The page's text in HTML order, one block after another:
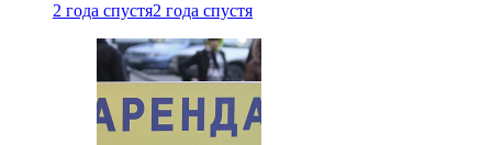
2 года спустя2 года спустя